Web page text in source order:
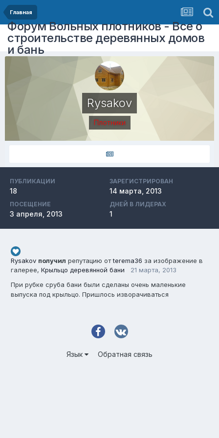
Главная
Форум Вольных плотников - Все о
строительстве деревянных домов
и бань
Rysakov
Плотники
ПУБЛИКАЦИИ
18
ЗАРЕГИСТРИРОВАН
14 марта, 2013
ПОСЕЩЕНИЕ
3 апреля, 2013
ДНЕЙ В ЛИДЕРАХ
1
Rysakov получил репутацию отterema36 за изображение в
галерее, Крыльцо деревянной бани
21 марта, 2013
При рубке сруба бани были сделаны очень маленькие
выпуска под крыльцо. Пришлось изворачиваться
Язык Обратная связь